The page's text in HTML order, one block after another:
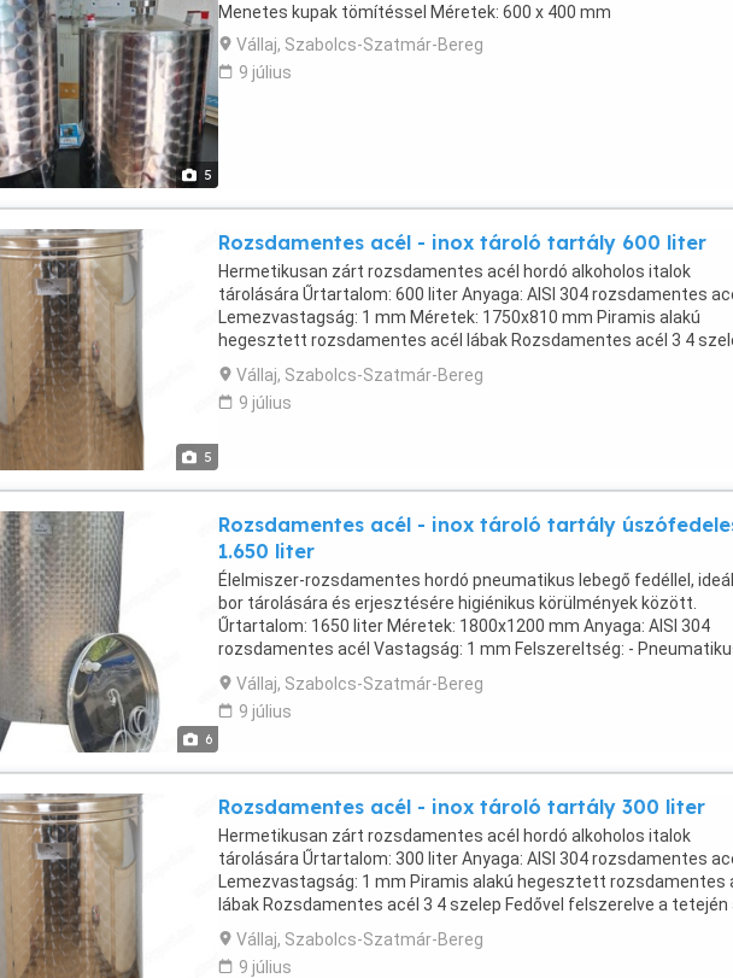
5
Menetes kupak tömítéssel Méretek: 600 x 400 mm
Vállaj, Szabolcs-Szatmár-Bereg
9 július
5
Rozsdamentes acél - inox tároló tartály 600 liter
Hermetikusan zárt rozsdamentes acél hordó alkoholos italok
tárolására Űrtartalom: 600 liter Anyaga: AISI 304 rozsdamentes
Lemezvastagság: 1 mm Méretek: 1750x810 mm Piramis alakú
hegesztett rozsdamentes acél lábak Rozsdamentes acél 3 4
Fedővel felszerelve a tetején az adagoláshoz, élelmiszer-minőségű
szilikon tömítéssel zárva DN 200 mm Felső ajak megerősítések
Rozettás kivitel Romániában készült!
Vállaj, Szabolcs-Szatmár-Bereg
9 július
6
Rozsdamentes acél - inox tároló tartály
1.650 liter
Élelmiszer-rozsdamentes hordó pneumatikus lebegő fedéllel,
bor tárolására és erjesztésére higiénikus körülmények között.
Űrtartalom: 1650 liter Méretek: 1800x1200 mm Anyaga: AISI 304
rozsdamentes acél Vastagság: 1 mm Felszereltség: -
úszófedél szivattyúval, szilikon tömítéssel, tömlővel és kétirányú
szeleppel - 3 4 rozsdamentes acél csaptelep - Rozsdamentes acél
leeresztő szelep 3 4 - Hegesztett rozsdamentes acél lábak -
Vállaj, Szabolcs-Szatmár-Bereg
9 július
Rozsdamentes acél - inox tároló tartály 300 liter
Hermetikusan zárt rozsdamentes acél hordó alkoholos italok
tárolására Űrtartalom: 300 liter Anyaga: AISI 304 rozsdamentes
Lemezvastagság: 1 mm Piramis alakú hegesztett rozsdamentes
lábak Rozsdamentes acél 3 4 szelep Fedővel felszerelve a tetején
adagoláshoz, élelmiszer-minőségű szilikon tömítéssel zárva DN
mm Felső ajak megerősítések Rozettás kivitel Romániában készült!
Vállaj, Szabolcs-Szatmár-Bereg
9 július